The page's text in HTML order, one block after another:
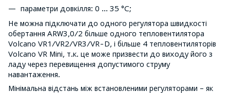
параметри довкілля: 0 ... 35 °C;
Не можна підключати до одного регулятора швидкості
обертання ARW3,0/2 більше одного тепловентилятора
Volcano VR1/VR2/VR3/VR-D, і більше 4 тепловентиляторів
Volcano VR Mini, т.к. це може призвести до виходу його з
ладу через перевищення допустимого струму
навантаження.
Мінімальна відстань між встановленими регуляторами – як